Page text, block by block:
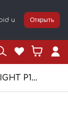
и
Открыть
Бумага шлифовальная SUNMIGHT P150 332 водостойкая 230х280мм 08109